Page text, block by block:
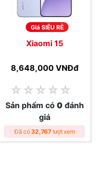
Giá SIÊU RẺ
Xiaomi 15
8,648,000 VNĐđ
☆ ☆ ☆ ☆ ☆
Sản phẩm có 0 đánh
giá
Đã có32,767lượt xem